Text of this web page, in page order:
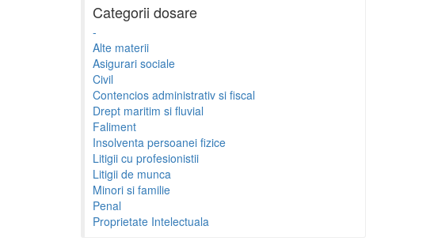
Categorii dosare
-
Alte materii
Asigurari sociale
Civil
Contencios administrativ si fiscal
Drept maritim si fluvial
Faliment
Insolventa persoanei fizice
Litigii cu profesionistii
Litigii de munca
Minori si familie
Penal
Proprietate Intelectuala